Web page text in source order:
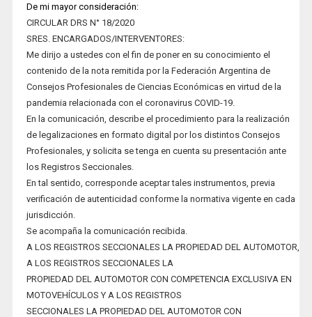
De mi mayor consideración:
CIRCULAR DRS N° 18/2020
SRES. ENCARGADOS/INTERVENTORES:
Me dirijo a ustedes con el fin de poner en su conocimiento el
contenido de la nota remitida por la Federación Argentina de
Consejos Profesionales de Ciencias Económicas en virtud de la
pandemia relacionada con el coronavirus COVID-19.
En la comunicación, describe el procedimiento para la realización
de legalizaciones en formato digital por los distintos Consejos
Profesionales, y solicita se tenga en cuenta su presentación ante
los Registros Seccionales.
En tal sentido, corresponde aceptar tales instrumentos, previa
verificación de autenticidad conforme la normativa vigente en cada
jurisdicción.
Se acompaña la comunicación recibida.
A LOS REGISTROS SECCIONALES LA PROPIEDAD DEL AUTOMOTOR,
A LOS REGISTROS SECCIONALES LA
PROPIEDAD DEL AUTOMOTOR CON COMPETENCIA EXCLUSIVA EN
MOTOVEHÍCULOS Y A LOS REGISTROS
SECCIONALES LA PROPIEDAD DEL AUTOMOTOR CON